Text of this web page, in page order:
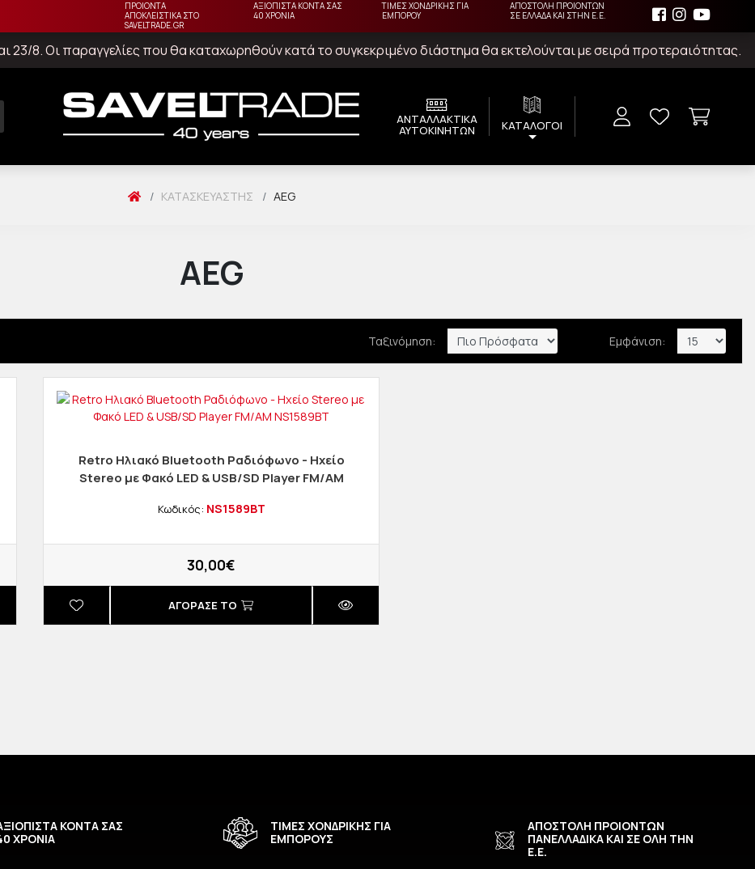
ΠΡΟΙΟΝΤΑ
ΑΠΟΚΛΕΙΣΤΙΚΑ ΣΤΟ
SAVELTRADE.GR
ΑΞΙΟΠΙΣΤΑ ΚΟΝΤΑ ΣΑΣ
40 ΧΡΟΝΙΑ
ΤΙΜΕΣ ΧΟΝΔΡΙΚΗΣ ΓΙΑ
ΕΜΠΟΡΟΥ
ΑΠΟΣΤΟΛΗ ΠΡΟΙΟΝΤΩΝ
ΣΕ ΕΛΛΑΔΑ ΚΑΙ ΣΤΗΝ Ε.Ε.
23/8. Οι παραγγελίες που θα καταχωρηθούν κατά το συγκεκριμένο διάστημα θα εκτελούνται με σειρά προτεραιότητας.
ΑΝΤΑΛΛΑΚΤΙΚΑ
ΑΥΤΟΚΙΝΗΤΩΝ ΚΑΤΑΛΟΓΟΙ
ΚΑΤΑΣΚΕΥΑΣΤΉΣ AEG
AEG
Ταξινόμηση: Εμφάνιση:
Retro Ηλιακό Bluetooth Ραδιόφωνο - Ηχείο
Stereo με Φακό LED & USB/SD Player FM/AM
Κωδικός: NS1589BT
30,00€
ΑΓΟΡΑΣΈ ΤΟ
ΚΟΝΤΑ ΣΑΣ
ΧΡΟΝΙΑ
ΤΙΜΕΣ ΧΟΝΔΡΙΚΗΣ ΓΙΑ
ΕΜΠΟΡΟΥΣ
ΑΠΟΣΤΟΛΗ ΠΡΟΙΟΝΤΩΝ
ΠΑΝΕΛΛΑΔΙΚΑ ΚΑΙ ΣΕ ΟΛΗ ΤΗΝ
Ε.Ε.